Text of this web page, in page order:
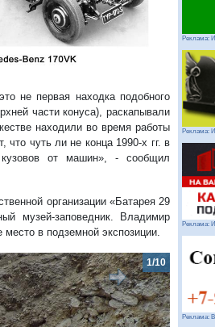
не первая находка подобного
части конуса), раскапывали
находили во время работы
чуть ли не конца 1990-х гг. в
кузовов от машин», - сообщил
организации «Батарея 29
музей-заповедник. Владимир
в подземной экспозиции.
Реклама:
Реклама:
Реклама:
Реклама: